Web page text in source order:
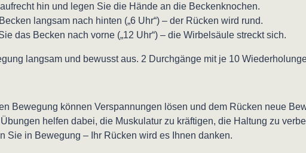
hin und legen Sie die Hände an die Beckenknochen.
langsam nach hinten („6 Uhr“) – der Rücken wird rund.
das Becken nach vorne („12 Uhr“) – die Wirbelsäule streckt sich.
langsam und bewusst aus. 2 Durchgänge mit je 10
Bewegung können Verspannungen lösen und dem Rücken neue
helfen dabei, die Muskulatur zu kräftigen, die Haltung zu
Sie in Bewegung – Ihr Rücken wird es Ihnen danken.